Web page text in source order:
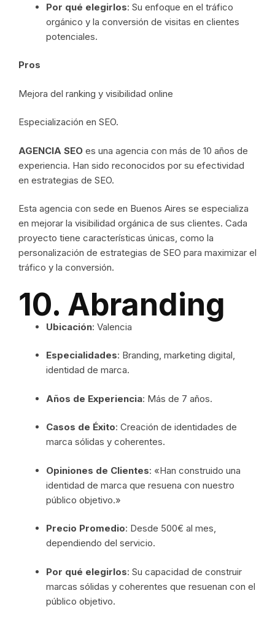
Por qué elegirlos: Su enfoque en el tráfico
orgánico y la conversión de visitas en clientes
potenciales.
Pros
Mejora del ranking y visibilidad online
Especialización en SEO.
AGENCIA SEO es una agencia con más de 10 años de
experiencia. Han sido reconocidos por su efectividad
en estrategias de SEO.
Esta agencia con sede en Buenos Aires se especializa
en mejorar la visibilidad orgánica de sus clientes. Cada
proyecto tiene características únicas, como la
personalización de estrategias de SEO para maximizar el
tráfico y la conversión.
10. Abranding
Ubicación: Valencia
Especialidades: Branding, marketing digital,
identidad de marca.
Años de Experiencia: Más de 7 años.
Casos de Éxito: Creación de identidades de
marca sólidas y coherentes.
Opiniones de Clientes: «Han construido una
identidad de marca que resuena con nuestro
público objetivo.»
Precio Promedio: Desde 500€ al mes,
dependiendo del servicio.
Por qué elegirlos: Su capacidad de construir
marcas sólidas y coherentes que resuenan con el
público objetivo.